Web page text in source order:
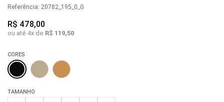
Referência: 20782_195_0_G
R$ 478,00
ou até 4x de R$ 119,50
CORES
TAMANHO